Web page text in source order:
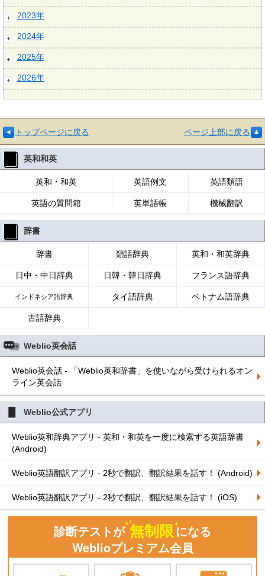
2023年
2024年
2025年
2026年
トップページに戻る ページ上部に戻る
英和和英
英和・和英 英語例文 英語類語
英語の質問箱 英単語帳 機械翻訳
辞書
辞書 類語辞典 英和・和英辞典
日中・中日辞典 日韓・韓日辞典 フランス語辞典
インドネシア語辞典 タイ語辞典 ベトナム語辞典
古語辞典
Weblio英会話
Weblio英会話 - 「Weblio英和辞書」を使いながら受けられるオン
ライン英会話
Weblio公式アプリ
Weblio英和辞典アプリ - 英和・和英を一度に検索する英語辞書
(Android)
Weblio英語翻訳アプリ - 2秒で翻訳、翻訳結果を話す！ (Android)
Weblio英語翻訳アプリ - 2秒で翻訳、翻訳結果を話す！ (iOS)
診断テストが 無制限になる
Weblioプレミアム会員